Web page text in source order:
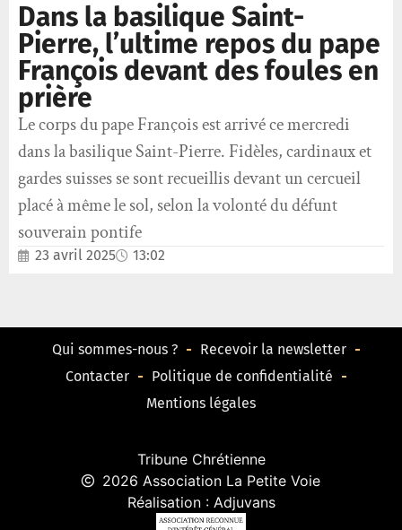
Dans la basilique Saint-
Pierre, l’ultime repos du pape
François devant des foules en
prière
Le corps du pape François est arrivé ce mercredi
dans la basilique Saint-Pierre. Fidèles, cardinaux et
gardes suisses se sont recueillis devant un cercueil
placé à même le sol, selon la volonté du défunt
souverain pontife
23 avril 2025 13:02
Qui sommes-nous ?
Recevoir la newsletter
Contacter
Politique de confidentialité
Mentions légales
Tribune Chrétienne
2026 Association La Petite Voie
Réalisation : Adjuvans